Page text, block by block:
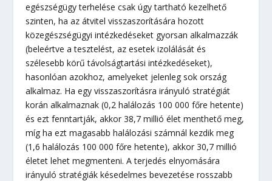
egészségügy terhelése csak úgy tartható kezelhető
szinten, ha az átvitel visszaszorítására hozott
közegészségügyi intézkedéseket gyorsan alkalmazzák
(beleértve a tesztelést, az esetek izolálását és
szélesebb körű távolságtartási intézkedéseket),
hasonlóan azokhoz, amelyeket jelenleg sok ország
alkalmaz. Ha egy visszaszorításra irányuló stratégiát
korán alkalmaznak (0,2 halálozás 100 000 főre hetente)
és ezt fenntartják, akkor 38,7 millió élet menthető meg,
míg ha ezt magasabb halálozási számnál kezdik meg
(1,6 halálozás 100 000 főre hetente), akkor 30,7 millió
életet lehet megmenteni. A terjedés elnyomására
irányuló stratégiák késedelmes bevezetése rosszabb